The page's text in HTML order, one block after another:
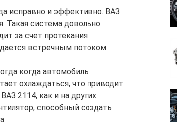
исправно и эффективно. ВАЗ
Такая система довольно
за счет протекания
встречным потоком
когда автомобиль
охлаждаться, что приводит
2114, как и на других
способный создать